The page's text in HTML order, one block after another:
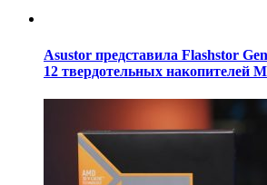
Asustor представила Flashstor
12 твердотельных накопителей